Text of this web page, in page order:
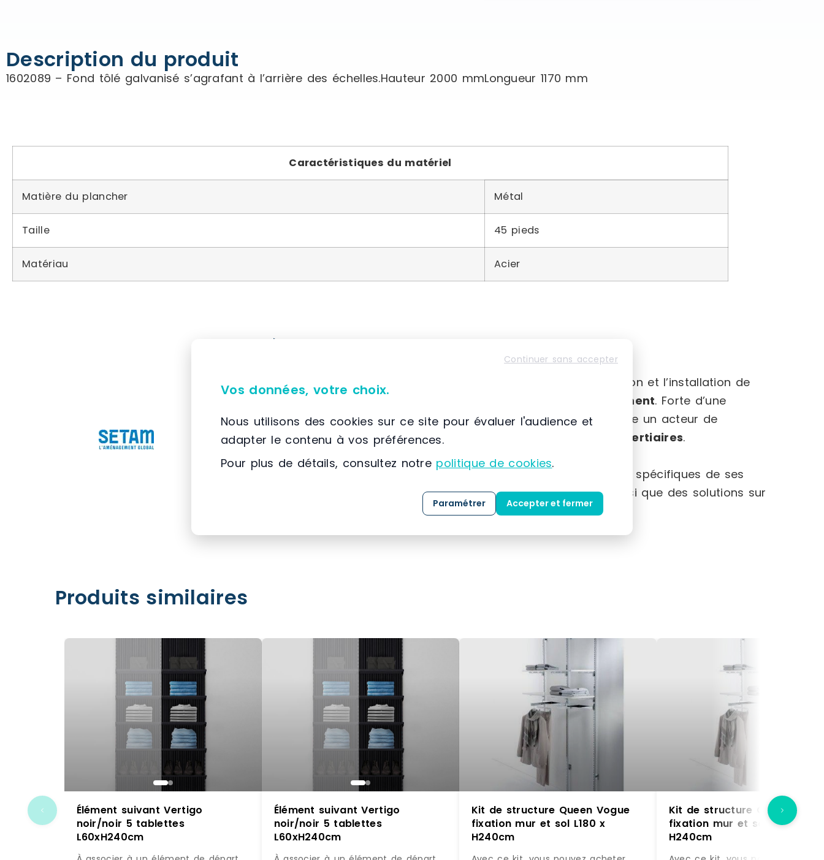
Description du produit
1602089 – Fond tôlé galvanisé s’agrafant à l’arrière des échelles.Hauteur 2000 mmLongueur 1170 mm
Caractéristiques du matériel
Matière du plancher Métal
Taille 45 pieds
Matériau Acier
📌 Située à France, SCIONZIER, (74) Auvergne-Rhône-Alpes
SETAM
est spécialisée dans la conception, la commercialisation et l’installation de
solutions dédiées au
rangement. Forte d’une
expertise développée depuis 1974, l’entreprise s’impose comme un acteur de
référence dans l’aménagement des espaces industriels et tertiaires.
Grâce à une maîtrise approfondie des métiers et des besoins spécifiques de ses
clients, SETAM propose une gamme complète de produits ainsi que des solutions sur
clé en main.
Produits similaires
Élément suivant Vertigo
noir/noir 5 tablettes
L60xH240cm
Élément suivant Vertigo
noir/noir 5 tablettes
L60xH240cm
Kit de structure Queen Vogue
fixation mur et sol L180 x
H240cm
Kit de structure Queen
fixation mur et sol L180 x
H240cm
Continuer sans accepter
Vos données, votre choix.
Nous utilisons des cookies sur ce site pour évaluer l'audience et
adapter le contenu à vos préférences.
Pour plus de détails, consultez notre politique de cookies.
Paramétrer Accepter et fermer